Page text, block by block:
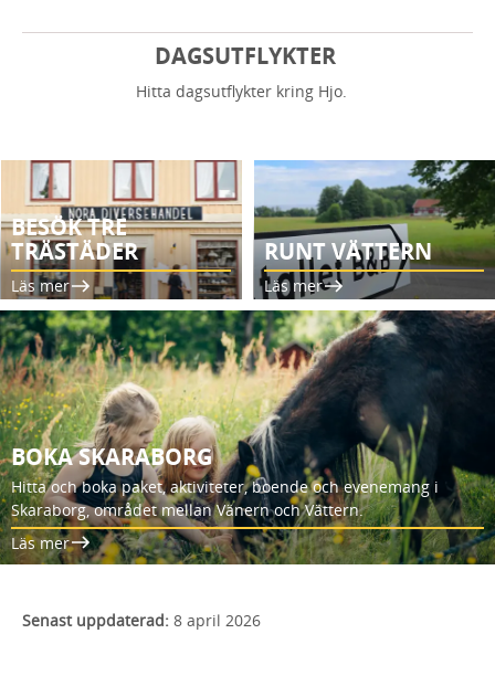
DAGSUTFLYKTER
Hitta dagsutflykter kring Hjo.
BESÖK TRE
TRÄSTÄDER
Läs mer
RUNT VÄTTERN
Läs mer
BOKA SKARABORG
Hitta och boka paket, aktiviteter, boende och evenemang i
Skaraborg, området mellan Vänern och Vättern.
Läs mer
Senast uppdaterad: 8 april 2026